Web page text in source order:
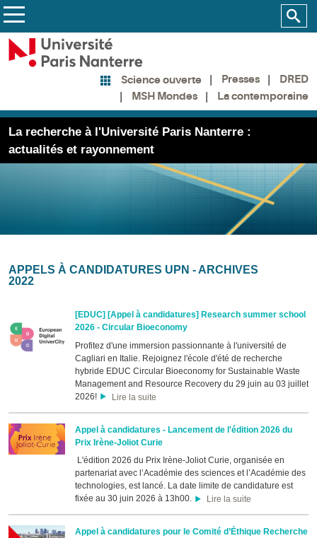
Science ouverte Presses
DRED
MSH Mondes
La contemporaine
La recherche à l'Université Paris Nanterre :
actualités et rayonnement
APPELS À CANDIDATURES UPN - ARCHIVES
2022
[EDUC] [Appel à candidatures] Research summer school
2026 - Circular Bioeconomy
Profitez d'une immersion passionnante à l'université de
Cagliari en Italie. Rejoignez l'école d'été de recherche
hybride EDUC Circular Bioeconomy for Sustainable Waste
Management and Resource Recovery du 29 juin au 03 juillet
2026!
Lire la suite
Appel à candidatures - Lancement de l'édition 2026 du
Prix Irène-Joliot Curie
L'édition 2026 du Prix Irène-Joliot Curie, organisée en
partenariat avec l’Académie des sciences et l’Académie des
technologies, est lancé. La date limite de candidature est
fixée au 30 juin 2026 à 13h00.
Lire la suite
Appel à candidatures pour le Comité d’Éthique Recherche